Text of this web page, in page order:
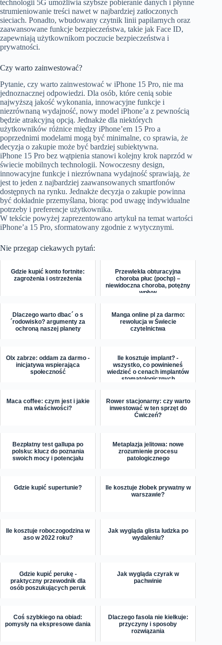
technologii 5G umożliwia szybsze pobieranie danych i płynne
strumieniowanie treści nawet w najbardziej zatłoczonych
sieciach. Ponadto, wbudowany czytnik linii papilarnych oraz
zaawansowane funkcje bezpieczeństwa, takie jak Face ID,
zapewniają użytkownikom poczucie bezpieczeństwa i
prywatności.
Czy warto zainwestować?
Pytanie, czy warto zainwestować w iPhone 15 Pro, nie ma
jednoznacznej odpowiedzi. Dla osób, które cenią sobie
najwyższą jakość wykonania, innowacyjne funkcje i
niezrównaną wydajność, nowy model iPhone’a z pewnością
będzie atrakcyjną opcją. Jednakże dla niektórych
użytkowników różnice między iPhone’em 15 Pro a
poprzednimi modelami mogą być minimalne, co sprawia, że
decyzja o zakupie może być bardziej subiektywna.
iPhone 15 Pro bez wątpienia stanowi kolejny krok naprzód w
świecie mobilnych technologii. Nowoczesny design,
innowacyjne funkcje i niezrównana wydajność sprawiają, że
jest to jeden z najbardziej zaawansowanych smartfonów
dostępnych na rynku. Jednakże decyzja o zakupie powinna
być dokładnie przemyślana, biorąc pod uwagę indywidualne
potrzeby i preferencje użytkownika.
W tekście powyżej zaprezentowano artykuł na temat wartości
iPhone’a 15 Pro, sformatowany zgodnie z wytycznymi.
Nie przegap ciekawych pytań:
Gdzie kupić konto fortnite:
zagrożenia i ostrzeżenia
Przewlekła obturacyjna
choroba płuc (pochp) –
niewidoczna choroba, potężny
wpływ
Dlaczego warto dbac´ o s
´rodowisko? argumenty za
ochroną naszej planety
Manga online pl za darmo:
rewolucja w Świecie
czytelnictwa
Olx zabrze: oddam za darmo -
inicjatywa wspierająca
społeczność
Ile kosztuje implant? -
wszystko, co powinieneś
wiedzieć o cenach implantów
stomatologicznych
Maca coffee: czym jest i jakie
ma właściwości?
Rower stacjonarny: czy warto
inwestować w ten sprzęt do
Ćwiczeń?
Bezpłatny test gallupa po
polsku: klucz do poznania
swoich mocy i potencjału
Metaplazja jelitowa: nowe
zrozumienie procesu
patologicznego
Gdzie kupić supertunie?
Ile kosztuje żłobek prywatny w
warszawie?
Ile kosztuje roboczogodzina w
aso w 2022 roku?
Jak wygląda glista ludzka po
wydaleniu?
Gdzie kupić perukę -
praktyczny przewodnik dla
osób poszukujących peruk
Jak wygląda czyrak w
pachwinie
Coś szybkiego na obiad:
pomysły na ekspresowe dania
Dlaczego fasola nie kiełkuje:
przyczyny i sposoby
rozwiązania